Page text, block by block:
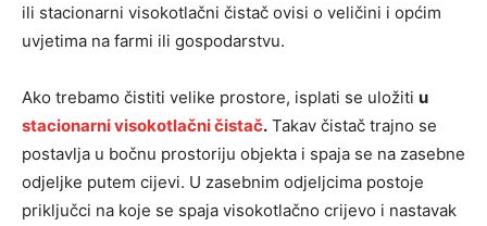
ili stacionarni visokotlačni čistač ovisi o veličini i općim
uvjetima na farmi ili gospodarstvu.
Ako trebamo čistiti velike prostore, isplati se uložiti u
stacionarni visokotlačni čistač. Takav čistač trajno se
postavlja u bočnu prostoriju objekta i spaja se na zasebne
odjeljke putem cijevi. U zasebnim odjeljcima postoje
priključci na koje se spaja visokotlačno crijevo i nastavak